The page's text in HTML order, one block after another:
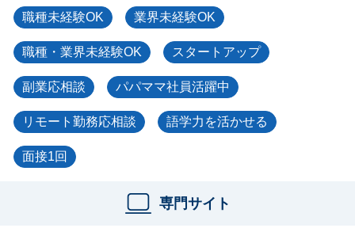
職種未経験OK 業界未経験OK
職種・業界未経験OK スタートアップ
副業応相談 パパママ社員活躍中
リモート勤務応相談 語学力を活かせる
面接1回
専門サイト